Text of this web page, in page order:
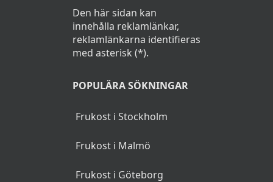
Den här sidan kan
innehålla reklamlänkar,
reklamlänkarna identifieras
med asterisk (*).
POPULÄRA SÖKNINGAR
Frukost i Stockholm
Frukost i Malmö
Frukost i Göteborg